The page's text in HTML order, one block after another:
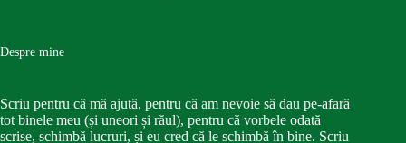
Despre mine
Scriu pentru că mă ajută, pentru că am nevoie să dau pe-afară
tot binele meu (și uneori și răul), pentru că vorbele odată
scrise, schimbă lucruri, și eu cred că le schimbă în bine. Scriu